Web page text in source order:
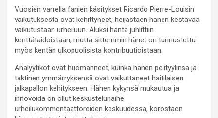
Vuosien varrella fanien käsitykset Ricardo Pierre-Louisin
vaikutuksesta ovat kehittyneet, heijastaen hänen kestävää
vaikutustaan urheiluun. Aluksi häntä juhlittiin
kenttätaidoistaan, mutta sittemmin hänet on tunnustettu
myös kentän ulkopuolisista kontribuutioistaan.
Analyytikot ovat huomanneet, kuinka hänen pelityylinsä ja
taktinen ymmärryksensä ovat vaikuttaneet haitilaisen
jalkapallon kehitykseen. Hänen kykynsä mukautua ja
innovoida on ollut keskustelunaihe
urheilukommentaattoreiden keskuudessa, korostaen